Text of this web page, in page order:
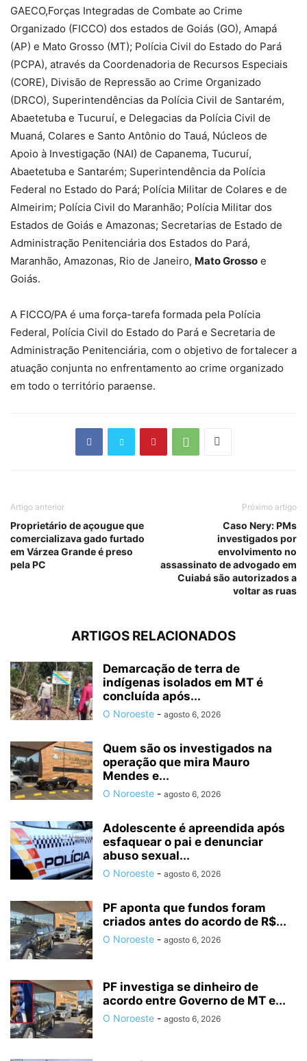
GAECO,Forças Integradas de Combate ao Crime
Organizado (FICCO) dos estados de Goiás (GO), Amapá
(AP) e Mato Grosso (MT); Polícia Civil do Estado do Pará
(PCPA), através da Coordenadoria de Recursos Especiais
(CORE), Divisão de Repressão ao Crime Organizado
(DRCO), Superintendências da Polícia Civil de Santarém,
Abaetetuba e Tucuruí, e Delegacias da Polícia Civil de
Muaná, Colares e Santo Antônio do Tauá, Núcleos de
Apoio à Investigação (NAI) de Capanema, Tucuruí,
Abaetetuba e Santarém; Superintendência da Polícia
Federal no Estado do Pará; Polícia Militar de Colares e de
Almeirim; Polícia Civil do Maranhão; Polícia Militar dos
Estados de Goiás e Amazonas; Secretarias de Estado de
Administração Penitenciária dos Estados do Pará,
Maranhão, Amazonas, Rio de Janeiro, Mato Grosso e
Goiás.
A FICCO/PA é uma força-tarefa formada pela Polícia
Federal, Polícia Civil do Estado do Pará e Secretaria de
Administração Penitenciária, com o objetivo de fortalecer a
atuação conjunta no enfrentamento ao crime organizado
em todo o território paraense.
Artigo anterior
Proprietário de açougue que
comercializava gado furtado
em Várzea Grande é preso
pela PC
Próximo artigo
Caso Nery: PMs
investigados por
envolvimento no
assassinato de advogado em
Cuiabá são autorizados a
voltar as ruas
ARTIGOS RELACIONADOS
Demarcação de terra de
indígenas isolados em MT é
concluída após...
O Noroeste - agosto 6, 2026
Quem são os investigados na
operação que mira Mauro
Mendes e...
O Noroeste - agosto 6, 2026
Adolescente é apreendida após
esfaquear o pai e denunciar
abuso sexual...
O Noroeste - agosto 6, 2026
PF aponta que fundos foram
criados antes do acordo de R$...
O Noroeste - agosto 6, 2026
PF investiga se dinheiro de
acordo entre Governo de MT e...
O Noroeste - agosto 6, 2026